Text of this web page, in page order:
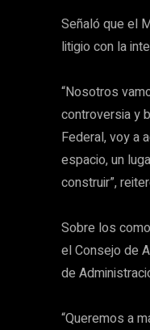
Señaló que el
litigio con la
“Nosotros
controversia y
Federal, voy a
espacio, un
construir”,
Sobre los
el Consejo de
de
“Queremos a